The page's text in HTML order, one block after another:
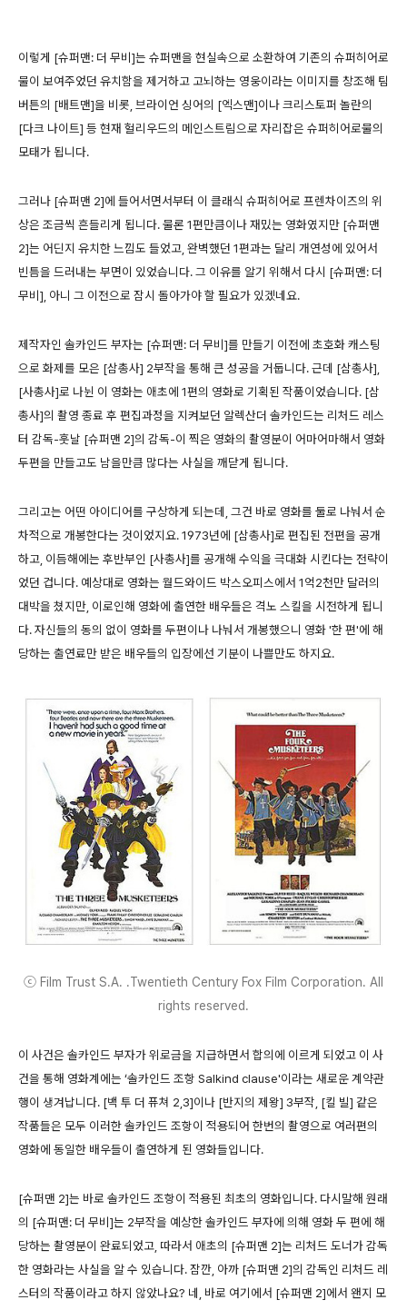
이렇게 [슈퍼맨: 더 무비]는 슈퍼맨을 현실속으로 소환하여 기존의 슈퍼히어로
물이 보여주었던 유치함을 제거하고 고뇌하는 영웅이라는 이미지를 창조해 팀
버튼의 [배트맨]을 비롯, 브라이언 싱어의 [엑스맨]이나 크리스토퍼 놀란의
[다크 나이트] 등 현재 헐리우드의 메인스트림으로 자리잡은 슈퍼히어로물의
모태가 됩니다.
그러나 [슈퍼맨 2]에 들어서면서부터 이 클래식 슈퍼히어로 프렌차이즈의 위
상은 조금씩 흔들리게 됩니다. 물론 1편만큼이나 재밌는 영화였지만 [슈퍼맨
2]는 어딘지 유치한 느낌도 들었고, 완벽했던 1편과는 달리 개연성에 있어서
빈틈을 드러내는 부면이 있었습니다. 그 이유를 알기 위해서 다시 [슈퍼맨: 더
무비], 아니 그 이전으로 잠시 돌아가야 할 필요가 있겠네요.
제작자인 솔카인드 부자는 [슈퍼맨: 더 무비]를 만들기 이전에 초호화 캐스팅
으로 화제를 모은 [삼총사] 2부작을 통해 큰 성공을 거둡니다. 근데 [삼총사],
[사총사]로 나뉜 이 영화는 애초에 1편의 영화로 기획된 작품이었습니다. [삼
총사]의 촬영 종료 후 편집과정을 지켜보던 알렉산더 솔카인드는 리처드 레스
터 감독-훗날 [슈퍼맨 2]의 감독-이 찍은 영화의 촬영분이 어마어마해서 영화
두편을 만들고도 남을만큼 많다는 사실을 깨닫게 됩니다.
그리고는 어떤 아이디어를 구상하게 되는데, 그건 바로 영화를 둘로 나눠서 순
차적으로 개봉한다는 것이었지요. 1973년에 [삼총사]로 편집된 전편을 공개
하고, 이듬해에는 후반부인 [사총사]를 공개해 수익을 극대화 시킨다는 전략이
었던 겁니다. 예상대로 영화는 월드와이드 박스오피스에서 1억2천만 달러의
대박을 쳤지만, 이로인해 영화에 출연한 배우들은 격노 스킬을 시전하게 됩니
다. 자신들의 동의 없이 영화를 두편이나 나눠서 개봉했으니 영화 '한 편'에 해
당하는 출연료만 받은 배우들의 입장에선 기분이 나쁠만도 하지요.
ⓒ Film Trust S.A. .Twentieth Century Fox Film Corporation. All
rights reserved.
이 사건은 솔카인드 부자가 위로금을 지급하면서 합의에 이르게 되었고 이 사
건을 통해 영화계에는 ‘솔카인드 조항 Salkind clause'이라는 새로운 계약관
행이 생겨납니다. [백 투 더 퓨쳐 2,3]이나 [반지의 제왕] 3부작, [킬 빌] 같은
작품들은 모두 이러한 솔카인드 조항이 적용되어 한번의 촬영으로 여러편의
영화에 동일한 배우들이 출연하게 된 영화들입니다.
[슈퍼맨 2]는 바로 솔카인드 조항이 적용된 최초의 영화입니다. 다시말해 원래
의 [슈퍼맨: 더 무비]는 2부작을 예상한 솔카인드 부자에 의해 영화 두 편에 해
당하는 촬영분이 완료되었고, 따라서 애초의 [슈퍼맨 2]는 리처드 도너가 감독
한 영화라는 사실을 알 수 있습니다. 잠깐, 아까 [슈퍼맨 2]의 감독인 리처드 레
스터의 작품이라고 하지 않았나요? 네, 바로 여기에서 [슈퍼맨 2]에서 왠지 모